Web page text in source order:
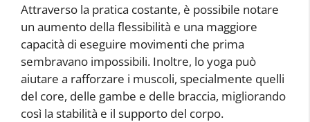
Attraverso la pratica costante, è possibile notare
un aumento della flessibilità e una maggiore
capacità di eseguire movimenti che prima
sembravano impossibili. Inoltre, lo yoga può
aiutare a rafforzare i muscoli, specialmente quelli
del core, delle gambe e delle braccia, migliorando
così la stabilità e il supporto del corpo.